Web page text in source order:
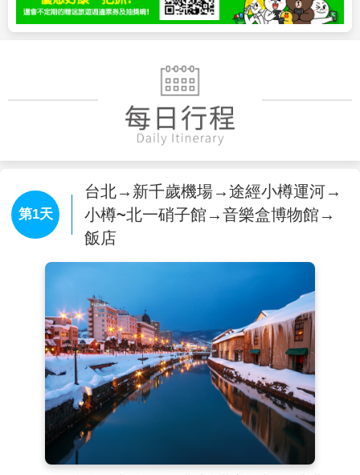
第1天
台北→新千歲機場→途經小樽運河→
小樽~北一硝子館→音樂盒博物館→
飯店